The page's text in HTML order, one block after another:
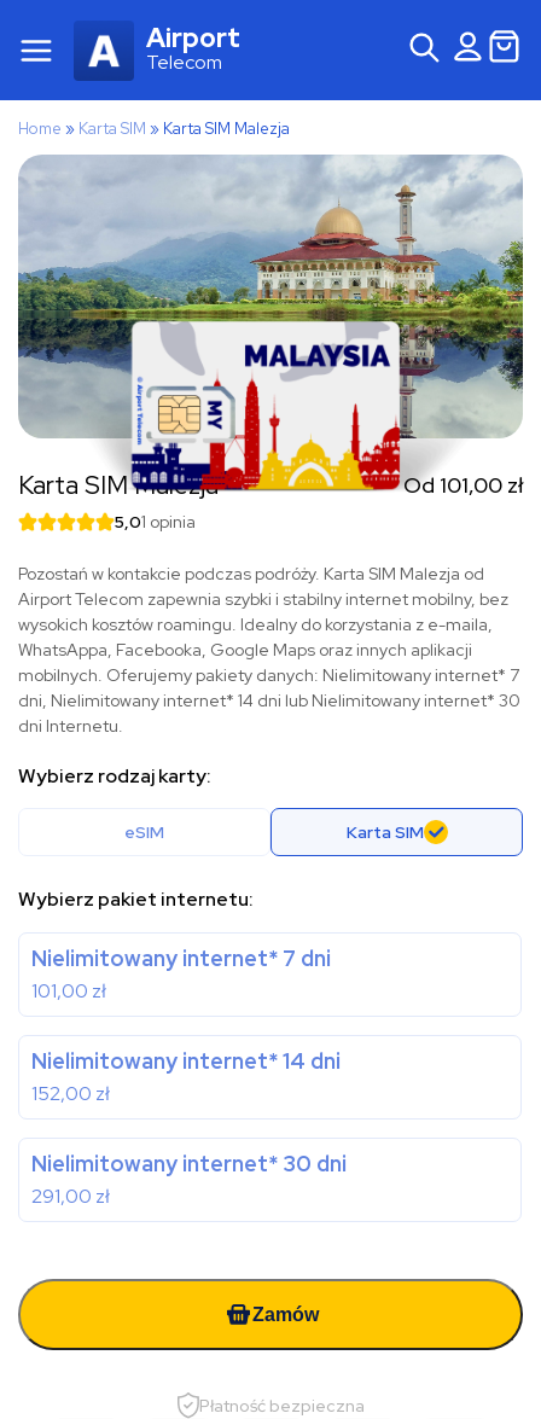
Airport
Telecom
Home » Karta SIM » Karta SIM Malezja
Karta SIM Malezja Od 101,00 zł
5,01 opinia
Pozostań w kontakcie podczas podróży. Karta SIM Malezja od
Airport Telecom zapewnia szybki i stabilny internet mobilny, bez
wysokich kosztów roamingu. Idealny do korzystania z e-maila,
WhatsAppa, Facebooka, Google Maps oraz innych aplikacji
mobilnych. Oferujemy pakiety danych: Nielimitowany internet* 7
dni, Nielimitowany internet* 14 dni lub Nielimitowany internet* 30
dni Internetu.
Wybierz rodzaj karty:
eSIM Karta SIM
Wybierz pakiet internetu:
Nielimitowany internet* 7 dni
101,00 zł
Nielimitowany internet* 14 dni
152,00 zł
Nielimitowany internet* 30 dni
291,00 zł
Zamów
Płatność bezpieczna